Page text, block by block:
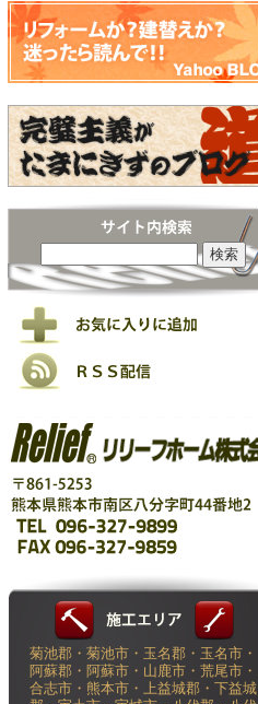
菊池郡・菊池市・玉名郡・玉名市・
阿蘇郡・阿蘇市・山鹿市・荒尾市・
合志市・熊本市・上益城郡・下益城